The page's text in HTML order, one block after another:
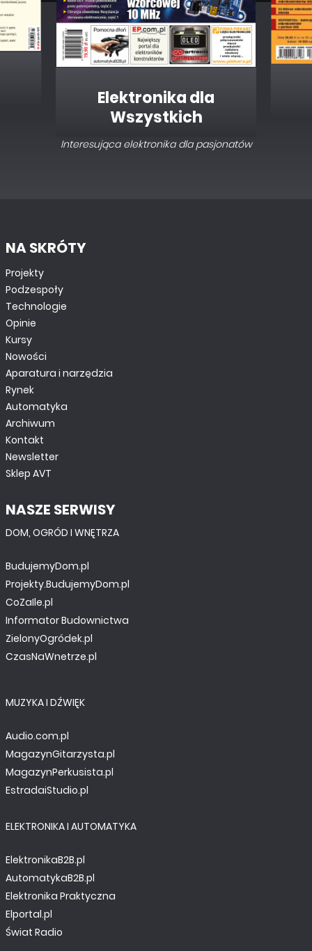
Elektronika dla
Wszystkich
Interesująca elektronika dla pasjonatów
NA SKRÓTY
Projekty
Podzespoły
Technologie
Opinie
Kursy
Nowości
Aparatura i narzędzia
Rynek
Automatyka
Archiwum
Kontakt
Newsletter
Sklep AVT
NASZE SERWISY
DOM, OGRÓD I WNĘTRZA
BudujemyDom.pl
Projekty.BudujemyDom.pl
CoZaIle.pl
Informator Budownictwa
ZielonyOgródek.pl
CzasNaWnetrze.pl
MUZYKA I DŹWIĘK
Audio.com.pl
MagazynGitarzysta.pl
MagazynPerkusista.pl
EstradaiStudio.pl
ELEKTRONIKA I AUTOMATYKA
ElektronikaB2B.pl
AutomatykaB2B.pl
Elektronika Praktyczna
Elportal.pl
Świat Radio